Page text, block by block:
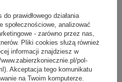
+ Dodaj do porównania
prawidłowego działania
społecznościowe, analizować
- zarówno przez nas,
Pliki cookies służą również
informacji znajdziesz w
pol-
Akceptacja tego komunikatu
na Twoim komputerze.